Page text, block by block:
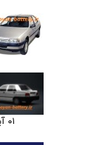
۰۱ آبان ۰۴